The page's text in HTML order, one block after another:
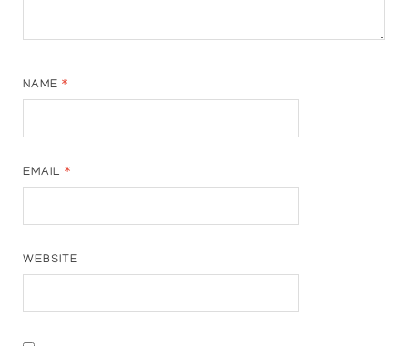
NAME*
EMAIL*
WEBSITE